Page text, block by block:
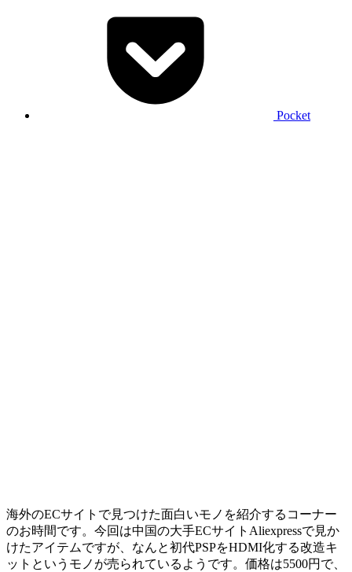
Pocket
海外のECサイトで見つけた面白いモノを紹介するコーナー
のお時間です。今回は中国の大手ECサイトAliexpressで見か
けたアイテムですが、なんと初代PSPをHDMI化する改造キ
ットというモノが売られているようです。価格は5500円で、